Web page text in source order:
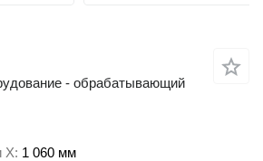
- обрабатывающий
X 1 060 мм